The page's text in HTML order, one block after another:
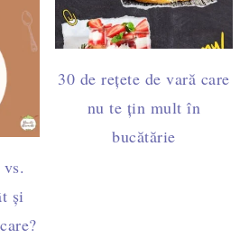
și
30 de rețete de vară care
nu te țin mult în
bucătărie